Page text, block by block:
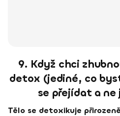
9. Když chci
detox (jediné, co
se přejídat a
Tělo se detoxikuje přirozeně